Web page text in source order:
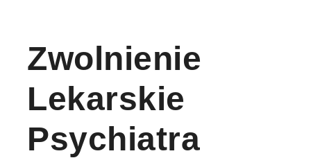
Zwolnienie
Lekarskie
Psychiatra